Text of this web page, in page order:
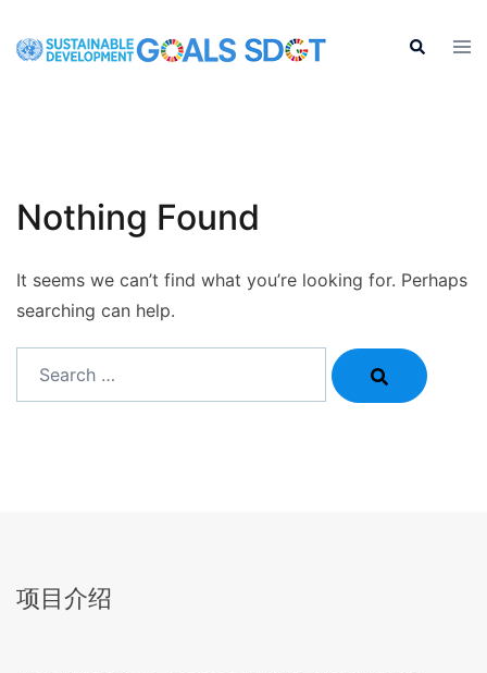
Search
Nothing Found
It seems we can’t find what you’re looking for. Perhaps
searching can help.
项目介绍